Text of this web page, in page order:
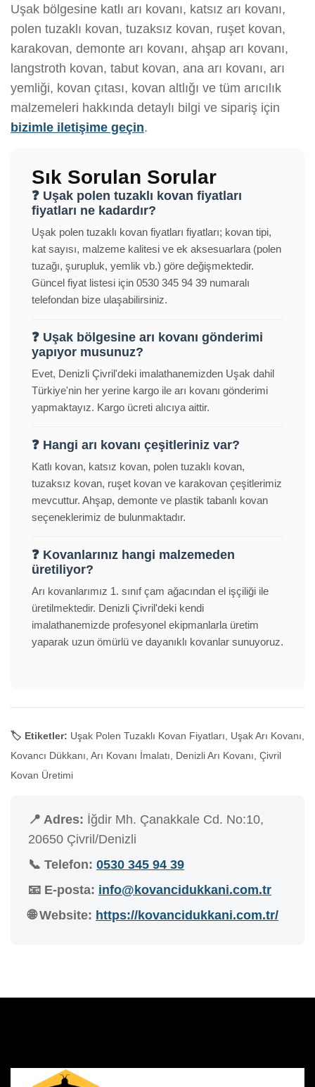
Uşak bölgesine katlı arı kovanı, katsız arı kovanı,
polen tuzaklı kovan, tuzaksız kovan, ruşet kovan,
karakovan, demonte arı kovanı, ahşap arı kovanı,
langstroth kovan, tabut kovan, ana arı kovanı, arı
yemliği, kovan çıtası, kovan altlığı ve tüm arıcılık
malzemeleri hakkında detaylı bilgi ve sipariş için
bizimle iletişime geçin.
Sık Sorulan Sorular
❓ Uşak polen tuzaklı kovan fiyatları
fiyatları ne kadardır?
Uşak polen tuzaklı kovan fiyatları fiyatları; kovan tipi,
kat sayısı, malzeme kalitesi ve ek aksesuarlara (polen
tuzağı, şurupluk, yemlik vb.) göre değişmektedir.
Güncel fiyat listesi için 0530 345 94 39 numaralı
telefondan bize ulaşabilirsiniz.
❓ Uşak bölgesine arı kovanı gönderimi
yapıyor musunuz?
Evet, Denizli Çivril'deki imalathanemizden Uşak dahil
Türkiye'nin her yerine kargo ile arı kovanı gönderimi
yapmaktayız. Kargo ücreti alıcıya aittir.
❓ Hangi arı kovanı çeşitleriniz var?
Katlı kovan, katsız kovan, polen tuzaklı kovan,
tuzaksız kovan, ruşet kovan ve karakovan çeşitlerimiz
mevcuttur. Ahşap, demonte ve plastik tabanlı kovan
seçeneklerimiz de bulunmaktadır.
❓ Kovanlarınız hangi malzemeden
üretiliyor?
Arı kovanlarımız 1. sınıf çam ağacından el işçiliği ile
üretilmektedir. Denizli Çivril'deki kendi
imalathanemizde profesyonel ekipmanlarla üretim
yaparak uzun ömürlü ve dayanıklı kovanlar sunuyoruz.
🏷️ Etiketler: Uşak Polen Tuzaklı Kovan Fiyatları, Uşak Arı Kovanı,
Kovancı Dükkanı, Arı Kovanı İmalatı, Denizli Arı Kovanı, Çivril
Kovan Üretimi
📍 Adres: İğdir Mh. Çanakkale Cd. No:10,
20650 Çivril/Denizli
📞 Telefon: 0530 345 94 39
📧 E-posta: info@kovancidukkani.com.tr
🌐 Website: https://kovancidukkani.com.tr/